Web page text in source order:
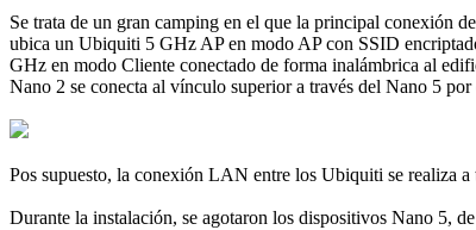
Se trata de un gran camping en el que la principal conexión
ubica un Ubiquiti 5 GHz AP en modo AP con SSID
GHz en modo Cliente conectado de forma inalámbrica al
Nano 2 se conecta al vínculo superior a través del Nano 5 por
Pos supuesto, la conexión LAN entre los Ubiquiti se realiza a
Durante la instalación, se agotaron los dispositivos Nano 5,